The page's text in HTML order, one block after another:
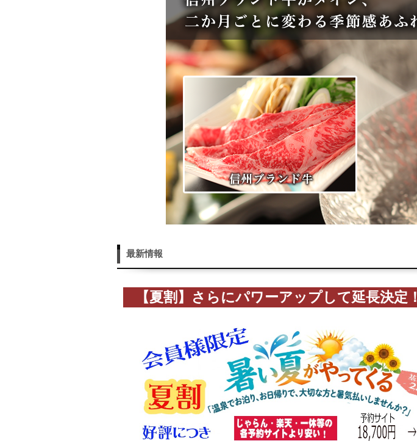
最新情報
【夏割】さらにパワーアップして延長決定！